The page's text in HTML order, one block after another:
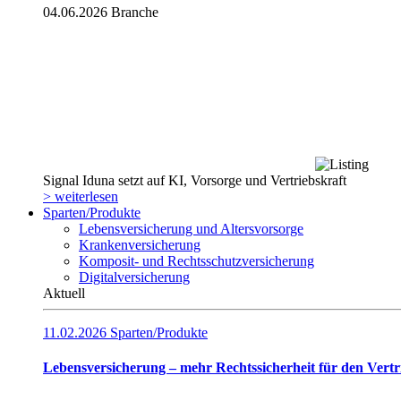
04.06.2026 Branche
Signal Iduna setzt auf KI, Vorsorge und Vertriebskraft
> weiterlesen
Sparten/Produkte
Lebensversicherung und Altersvorsorge
Krankenversicherung
Komposit- und Rechtsschutzversicherung
Digitalversicherung
Aktuell
11.02.2026 Sparten/Produkte
Lebensversicherung – mehr Rechtssicherheit für den